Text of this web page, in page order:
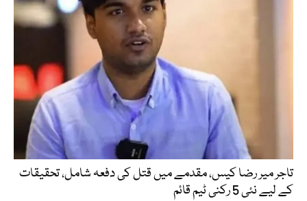
تاجر میر رضا کیس، مقدمے میں قتل کی دفعہ شامل، تحقیقات
کے لیے نئی 5 رکنی ٹیم قائم